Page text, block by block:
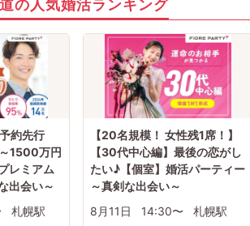
の人気婚活ランキング
約先行
1500万円
レミアム
出会い～
札幌駅
【20名規模！ 女性残1席！】
【30代中心編】最後の恋がし
たい♪【個室】婚活パーティー
～真剣な出会い～
8月11日
14:30〜 札幌駅